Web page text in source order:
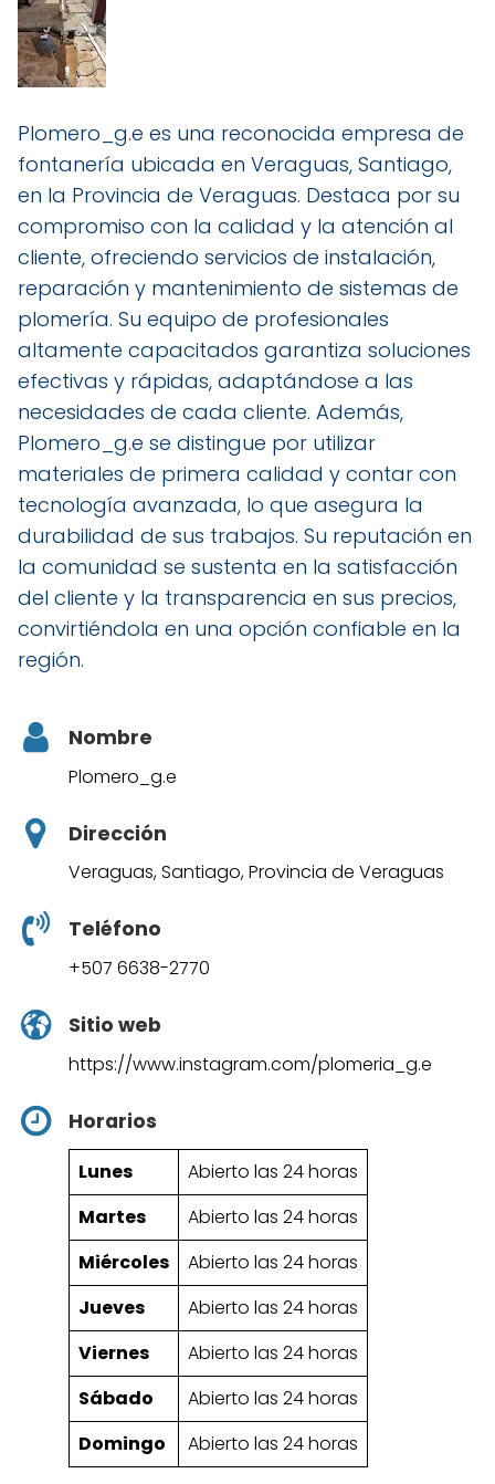
Plomero_g.e es una reconocida empresa de
fontanería ubicada en Veraguas, Santiago,
en la Provincia de Veraguas. Destaca por su
compromiso con la calidad y la atención al
cliente, ofreciendo servicios de instalación,
reparación y mantenimiento de sistemas de
plomería. Su equipo de profesionales
altamente capacitados garantiza soluciones
efectivas y rápidas, adaptándose a las
necesidades de cada cliente. Además,
Plomero_g.e se distingue por utilizar
materiales de primera calidad y contar con
tecnología avanzada, lo que asegura la
durabilidad de sus trabajos. Su reputación en
la comunidad se sustenta en la satisfacción
del cliente y la transparencia en sus precios,
convirtiéndola en una opción confiable en la
región.
Nombre
Plomero_g.e
Dirección
Veraguas, Santiago, Provincia de Veraguas
Teléfono
+507 6638-2770
Sitio web
https://www.instagram.com/plomeria_g.e
Horarios
Lunes
Abierto las 24 horas
Martes
Abierto las 24 horas
Miércoles
Abierto las 24 horas
Jueves
Abierto las 24 horas
Viernes
Abierto las 24 horas
Sábado
Abierto las 24 horas
Domingo
Abierto las 24 horas